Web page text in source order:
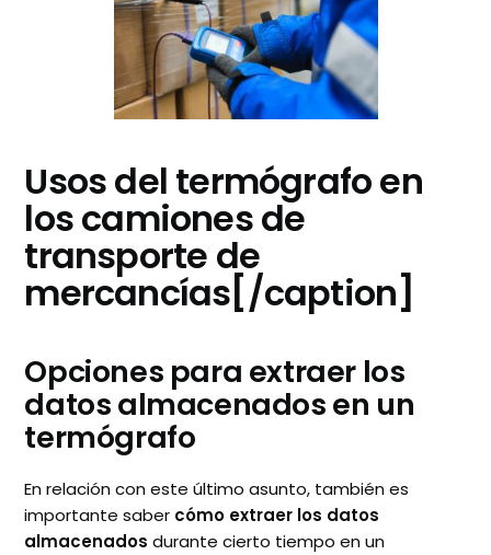
Usos del termógrafo en
los camiones de
transporte de
mercancías[/caption]
Opciones para extraer los
datos almacenados en un
termógrafo
En relación con este último asunto, también es
importante saber cómo extraer los datos
almacenados durante cierto tiempo en un